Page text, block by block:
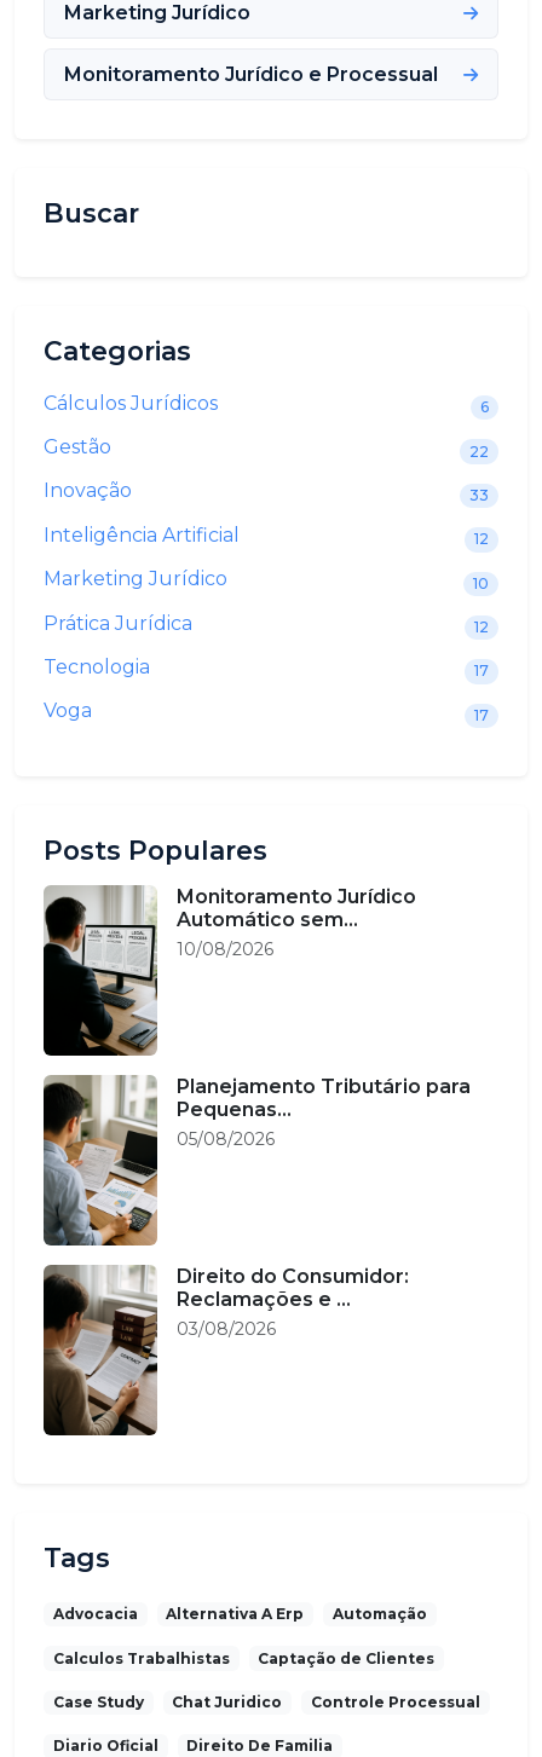
Marketing Jurídico
Monitoramento Jurídico e Processual
Buscar
Categorias
Cálculos Jurídicos 6
Gestão 22
Inovação 33
Inteligência Artificial 12
Marketing Jurídico 10
Prática Jurídica 12
Tecnologia 17
Voga 17
Posts Populares
Monitoramento Jurídico
Automático sem...
10/08/2026
Planejamento Tributário para
Pequenas...
05/08/2026
Direito do Consumidor:
Reclamações e ...
03/08/2026
Tags
Advocacia Alternativa A Erp Automação
Calculos Trabalhistas Captação de Clientes
Case Study Chat Juridico Controle Processual
Diario Oficial Direito De Familia